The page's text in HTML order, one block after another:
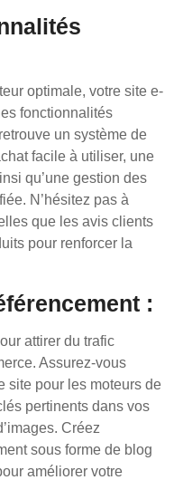
optimale, votre site e-
fonctionnalités
un système de
facile à utiliser, une
qu’une gestion des
N’hésitez pas à
que les avis clients
pour renforcer la
:
attirer du trafic
Assurez-vous
site pour les moteurs de
pertinents dans vos
Créez
sous forme de blog
améliorer votre